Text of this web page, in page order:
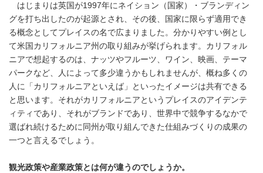
はじまりは英国が1997年にネイション（国家）・ブランディン
グを打ち出したのが起源とされ、その後、国家に限らず適用でき
る概念としてプレイスの名で広まりました。分かりやすい例とし
て米国カリフォルニア州の取り組みが挙げられます。カリフォル
ニアで想起するのは、ナッツやフルーツ、ワイン、映画、テーマ
パークなど、人によって多少違うかもしれませんが、概ね多くの
人に「カリフォルニアといえば」といったイメージは共有できる
と思います。それがカリフォルニアというプレイスのアイデンテ
ィティであり、それがブランドであり、世界中で競争するなかで
選ばれ続けるために同州が取り組んできた仕組みづくりの成果の
一つと言えるでしょう。
観光政策や産業政策とは何が違うのでしょうか。